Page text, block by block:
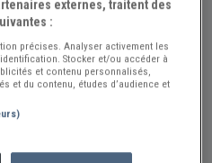
LE-PELERIN (19430)
externes, traitent des
:
précises. Analyser activement les
Stocker et/ou accéder à
et contenu personnalisés,
et du contenu, études d’audience et